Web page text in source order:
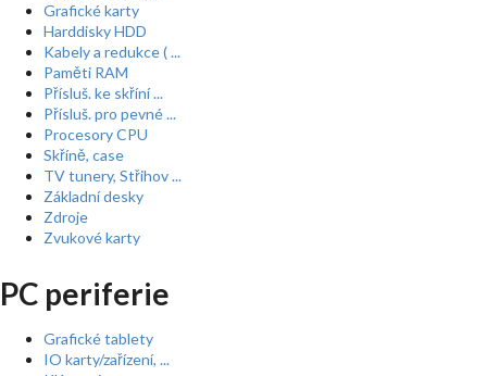
Grafické karty
Harddisky HDD
Kabely a redukce ( ...
Paměti RAM
Přísluš. ke skříní ...
Přísluš. pro pevné ...
Procesory CPU
Skříně, case
TV tunery, Střihov ...
Základní desky
Zdroje
Zvukové karty
PC periferie
Grafické tablety
IO karty/zařízení, ...